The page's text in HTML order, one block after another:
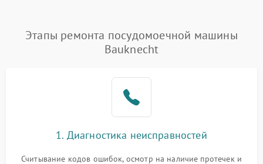
Проблемы с набором
воды
1800 ₽ Подробнее →
1700 ₽
циркуляционным насосом
2100 ₽ Подробнее →
Этапы ремонта посудомоечной машины
Bauknecht
1. Диагностика неисправностей
Считывание кодов ошибок, осмотр на наличие протечек и